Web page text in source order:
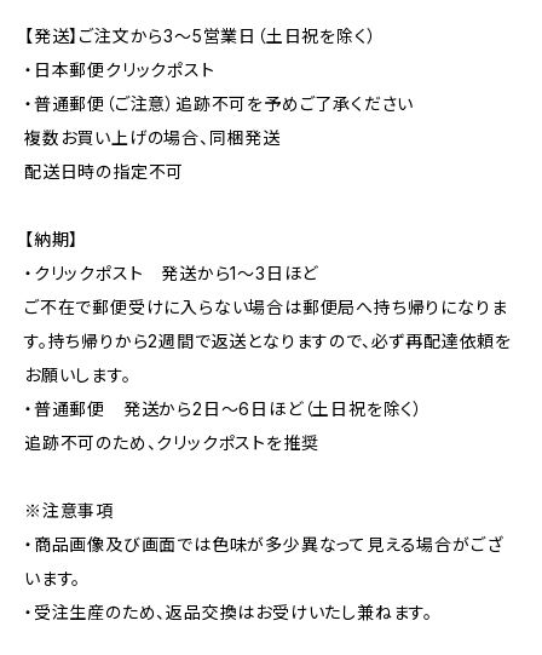
【発送】ご注文から3〜5営業日（土日祝を除く）
・日本郵便クリックポスト
・普通郵便（ご注意）追跡不可を予めご了承ください
複数お買い上げの場合、同梱発送
配送日時の指定不可
【納期】
・クリックポスト 発送から1〜3日ほど
ご不在で郵便受けに入らない場合は郵便局へ持ち帰りになりま
す。持ち帰りから2週間で返送となりますので、必ず再配達依頼を
お願いします。
・普通郵便 発送から2日〜6日ほど（土日祝を除く）
追跡不可のため、クリックポストを推奨
※注意事項
・商品画像及び画面では色味が多少異なって見える場合がござ
います。
・受注生産のため、返品交換はお受けいたし兼ねます。